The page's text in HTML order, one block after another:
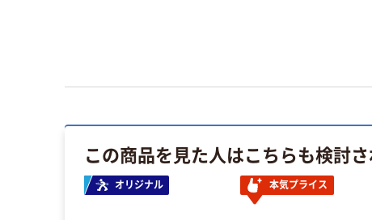
この商品を見た人はこちらも検討
オリジナル 本気プライス